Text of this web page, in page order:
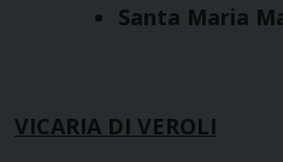
Santa Maria
VICARIA DI VEROLI